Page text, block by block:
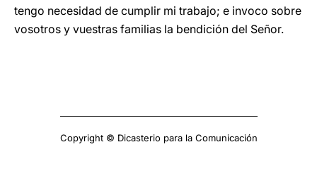
tengo necesidad de cumplir mi trabajo; e invoco sobre
vosotros y vuestras familias la bendición del Señor.
Copyright © Dicasterio para la Comunicación